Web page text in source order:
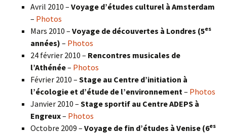
Avril 2010 – Voyage d’études culturel à Amsterdam
– Photos
Mars 2010 – Voyage de découvertes à Londres (5es
années) – Photos
24 février 2010 – Rencontres musicales de
l’Athénée– Photos
Février 2010 – Stage au Centre d’initiation à
l’écologie et d’étude de l’environnement – Photos
Janvier 2010 – Stage sportif au Centre ADEPS à
Engreux– Photos
Octobre 2009 – Voyage de fin d’études à Venise (6es